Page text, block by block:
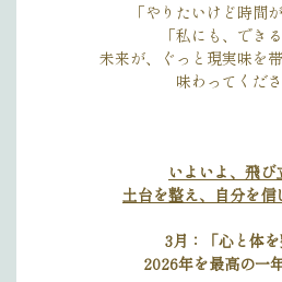
「やりたいけど時間
「私にも、でき
未来が、ぐっと現実味を
味わってくださ
いよいよ、飛び
土台を整え、自分を信
3月：「心と体を
2026年を最高の一